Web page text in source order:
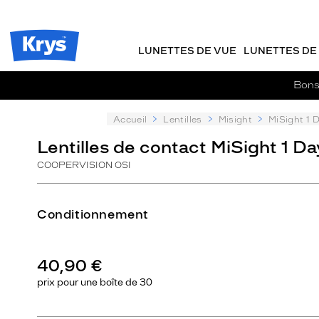
Opticien
Krys
LUNETTES DE VUE LUNETTES
Accueil Lentilles Misight MiSight 1
Lentilles de contact MiSight 1
COOPERVISION OSI
Conditionnement
40,90 €
prix pour une boîte de 30